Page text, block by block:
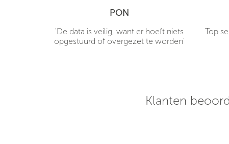
PON
'De data is veilig, want er hoeft niets
opgestuurd of overgezet te worden'
Top
Klanten